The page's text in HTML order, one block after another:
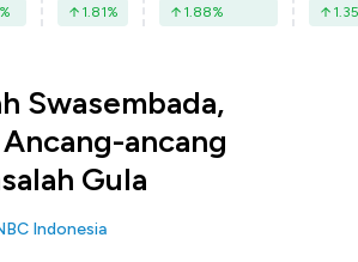
% 1.81% 1.88% 1.35
Swasembada,
ancang
Gula
Indonesia